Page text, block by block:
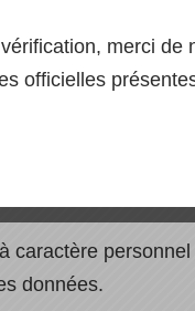
pour le traitement
des données.
6,
données.
merci de
officielles